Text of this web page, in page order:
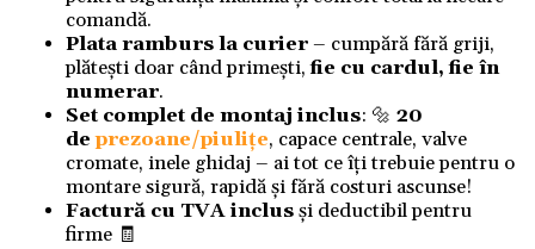
comandă.
Plata ramburs la curier– cumpără fără griji,
plătești doar când primești,fie cu cardul, fie în
numerar.
Set complet de montaj inclus: 🔩 20
deprezoane/piulițe, capace centrale, valve
cromate, inele ghidaj – ai tot ce îți trebuie pentru o
montare sigură, rapidă și fără costuri ascunse!
Factură cu TVA inclusși deductibil pentru
firme 🧾